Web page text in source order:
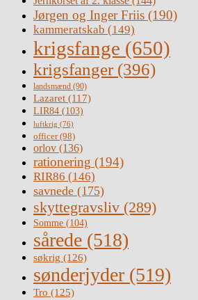
Jørgen og Inger Friis (190)
kammeratskab (149)
krigsfange (650)
krigsfanger (396)
landsmænd (90)
Lazaret (117)
LIR84 (103)
luftkrig (76)
officer(98)
orlov (136)
rationering (194)
RIR86 (146)
savnede (175)
skyttegravsliv (289)
Somme (104)
sårede (518)
søkrig (126)
sønderjyder (519)
Tro (125)